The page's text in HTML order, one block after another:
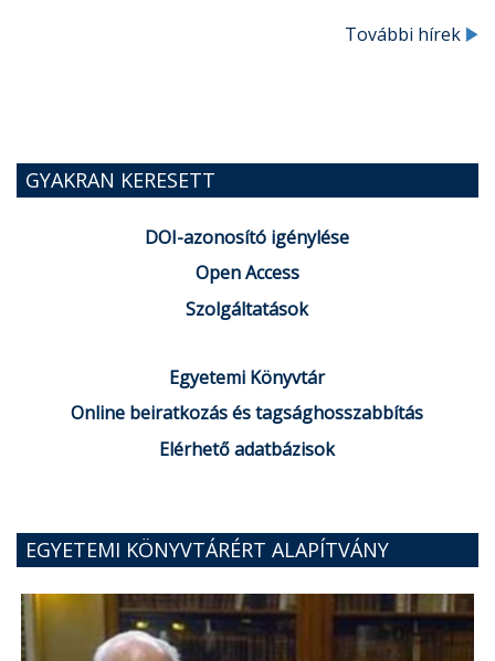
További hírek
GYAKRAN KERESETT
DOI-azonosító igénylése
Open Access
Szolgáltatások
Egyetemi Könyvtár
Online beiratkozás és tagsághosszabbítás
Elérhető adatbázisok
EGYETEMI KÖNYVTÁRÉRT ALAPÍTVÁNY